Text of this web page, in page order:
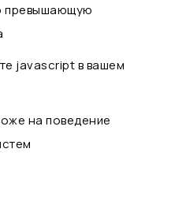
превышающую
javascript в вашем
на поведение